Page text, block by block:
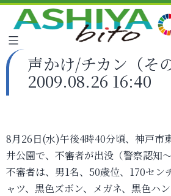
声かけ/チカン（そ
2009.08.26 16:40
8月26日(水)午後4時40分頃、神戸市
井公園で、不審者が出没（警察認知
不審者は、男1名、50歳位、170セン
ャツ、黒色ズボン、メガネ、黒色ハン